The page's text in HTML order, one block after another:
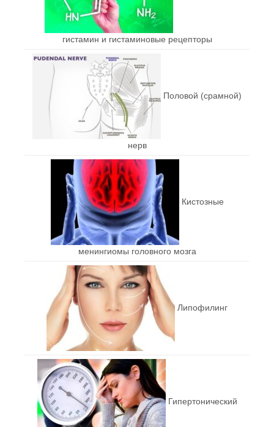
гистамин и гистаминовые рецепторы
Половой (срамной)
нерв
Кистозные
менингиомы головного мозга
Липофилинг
Гипертонический